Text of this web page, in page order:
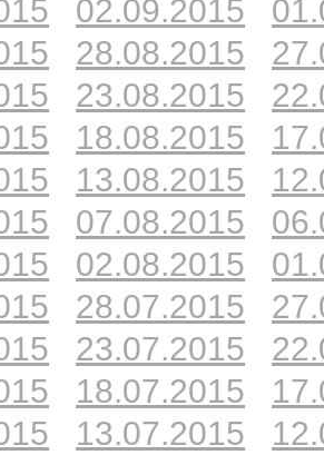
02.09.2015
28.08.2015
23.08.2015
18.08.2015
13.08.2015
07.08.2015
02.08.2015
28.07.2015
23.07.2015
18.07.2015
13.07.2015